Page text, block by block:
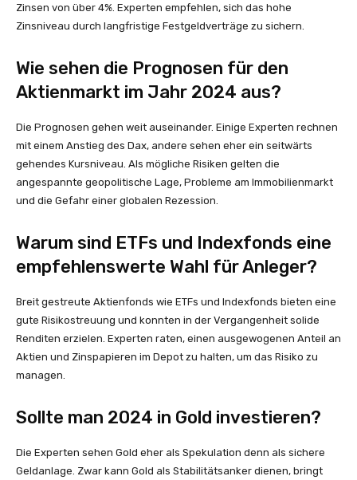
Zinsen von über 4%. Experten empfehlen, sich das hohe
Zinsniveau durch langfristige Festgeldverträge zu sichern.
Wie sehen die Prognosen für den
Aktienmarkt im Jahr 2024 aus?
Die Prognosen gehen weit auseinander. Einige Experten rechnen
mit einem Anstieg des Dax, andere sehen eher ein seitwärts
gehendes Kursniveau. Als mögliche Risiken gelten die
angespannte geopolitische Lage, Probleme am Immobilienmarkt
und die Gefahr einer globalen Rezession.
Warum sind ETFs und Indexfonds eine
empfehlenswerte Wahl für Anleger?
Breit gestreute Aktienfonds wie ETFs und Indexfonds bieten eine
gute Risikostreuung und konnten in der Vergangenheit solide
Renditen erzielen. Experten raten, einen ausgewogenen Anteil an
Aktien und Zinspapieren im Depot zu halten, um das Risiko zu
managen.
Sollte man 2024 in Gold investieren?
Die Experten sehen Gold eher als Spekulation denn als sichere
Geldanlage. Zwar kann Gold als Stabilitätsanker dienen, bringt